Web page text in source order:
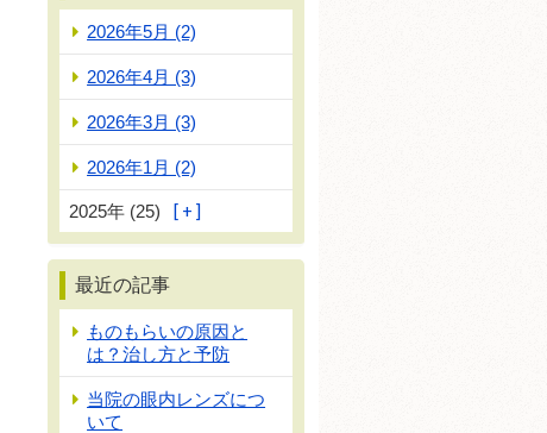
2026年5月 (2)
2026年4月 (3)
2026年3月 (3)
2026年1月 (2)
2025年 (25)
最近の記事
ものもらいの原因と
は？治し方と予防
当院の眼内レンズにつ
いて